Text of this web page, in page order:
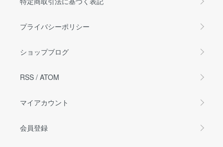
プライバシーポリシー
ショップブログ
RSS / ATOM
マイアカウント
会員登録